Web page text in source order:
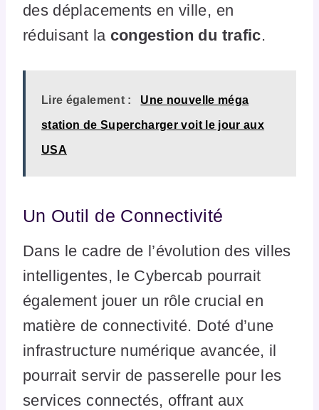
des déplacements en ville, en
réduisant la congestion du trafic.
Lire également : Une nouvelle méga
station de Supercharger voit le jour aux
USA
Un Outil de Connectivité
Dans le cadre de l’évolution des villes
intelligentes, le Cybercab pourrait
également jouer un rôle crucial en
matière de connectivité. Doté d’une
infrastructure numérique avancée, il
pourrait servir de passerelle pour les
services connectés, offrant aux